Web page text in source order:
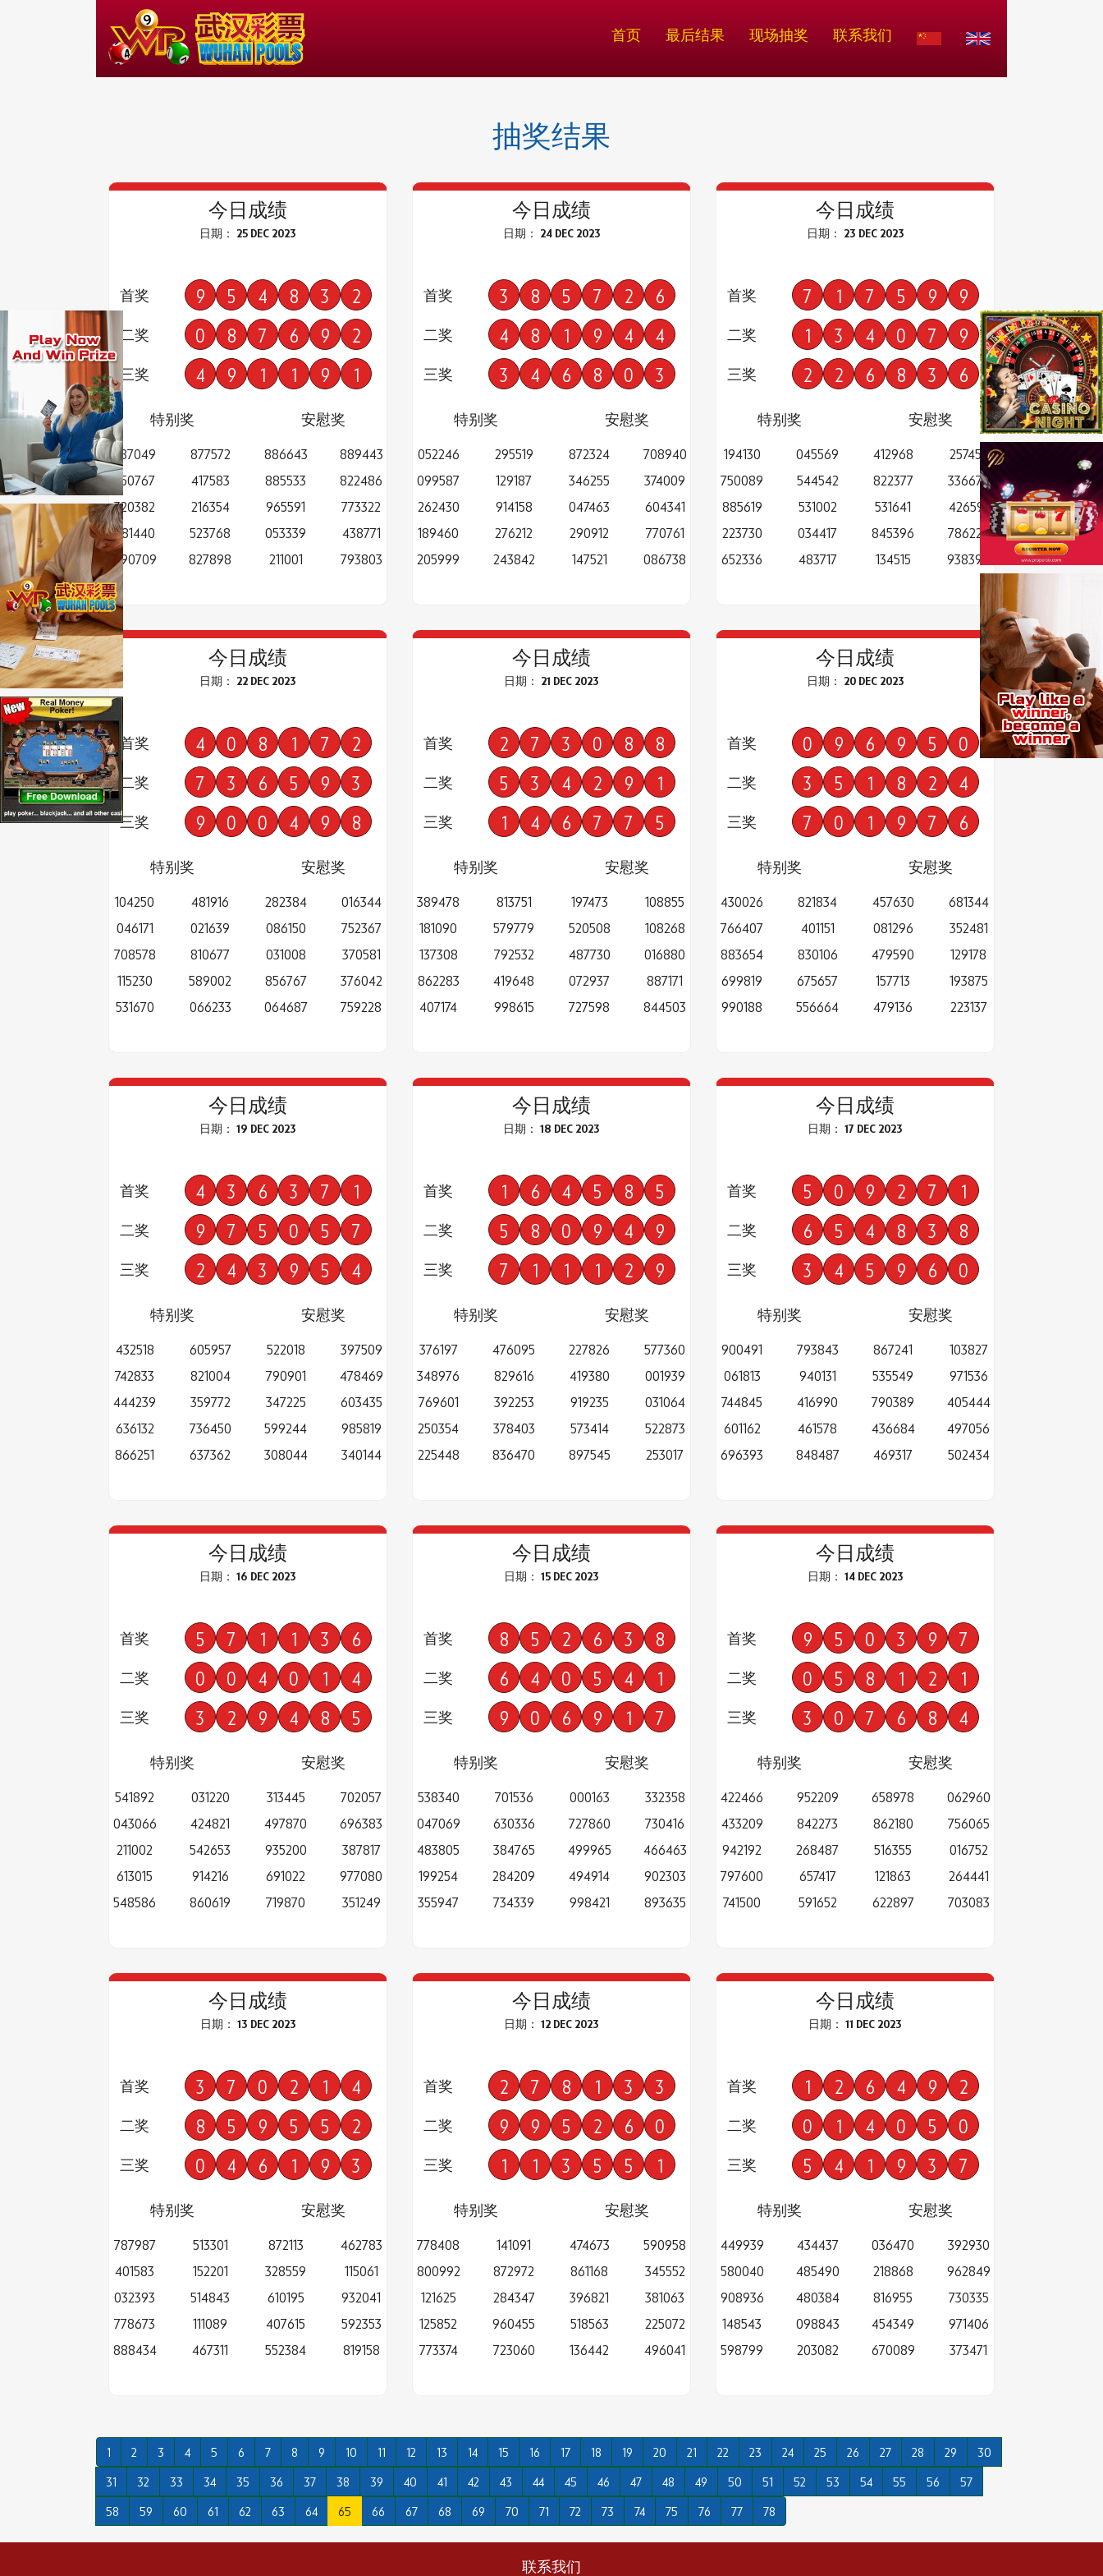
首页 最后结果 现场抽奖 联系我们
抽奖结果
今日成绩
日期： 25 DEC 2023
首奖 9 5 4 8 3 2
二奖 0 8 7 6 9 2
三奖 4 9 1 1 9 1
特别奖
787049
350767
320382
681440
690709
877572
417583
216354
523768
827898
安慰奖
886643
885533
965591
053339
211001
889443
822486
773322
438771
793803
今日成绩
日期： 24 DEC 2023
首奖 3 8 5 7 2 6
二奖 4 8 1 9 4 4
三奖 3 4 6 8 0 3
特别奖
052246
099587
262430
189460
205999
295519
129187
914158
276212
243842
安慰奖
872324
346255
047463
290912
147521
708940
374009
604341
770761
086738
今日成绩
日期： 23 DEC 2023
首奖 7 1 7 5 9 9
二奖 1 3 4 0 7 9
三奖 2 2 6 8 3 6
特别奖
194130
750089
885619
223730
652336
045569
544542
531002
034417
483717
安慰奖
412968
822377
531641
845396
134515
257453
336673
426591
786225
938390
今日成绩
日期： 22 DEC 2023
首奖 4 0 8 1 7 2
二奖 7 3 6 5 9 3
三奖 9 0 0 4 9 8
特别奖
104250
046171
708578
115230
531670
481916
021639
810677
589002
066233
安慰奖
282384
086150
031008
856767
064687
016344
752367
370581
376042
759228
今日成绩
日期： 21 DEC 2023
首奖 2 7 3 0 8 8
二奖 5 3 4 2 9 1
三奖 1 4 6 7 7 5
特别奖
389478
181090
137308
862283
407174
813751
579779
792532
419648
998615
安慰奖
197473
520508
487730
072937
727598
108855
108268
016880
887171
844503
今日成绩
日期： 20 DEC 2023
首奖 0 9 6 9 5 0
二奖 3 5 1 8 2 4
三奖 7 0 1 9 7 6
特别奖
430026
766407
883654
699819
990188
821834
401151
830106
675657
556664
安慰奖
457630
081296
479590
157713
479136
681344
352481
129178
193875
223137
今日成绩
日期： 19 DEC 2023
首奖 4 3 6 3 7 1
二奖 9 7 5 0 5 7
三奖 2 4 3 9 5 4
特别奖
432518
742833
444239
636132
866251
605957
821004
359772
736450
637362
安慰奖
522018
790901
347225
599244
308044
397509
478469
603435
985819
340144
今日成绩
日期： 18 DEC 2023
首奖 1 6 4 5 8 5
二奖 5 8 0 9 4 9
三奖 7 1 1 1 2 9
特别奖
376197
348976
769601
250354
225448
476095
829616
392253
378403
836470
安慰奖
227826
419380
919235
573414
897545
577360
001939
031064
522873
253017
今日成绩
日期： 17 DEC 2023
首奖 5 0 9 2 7 1
二奖 6 5 4 8 3 8
三奖 3 4 5 9 6 0
特别奖
900491
061813
744845
601162
696393
793843
940131
416990
461578
848487
安慰奖
867241
535549
790389
436684
469317
103827
971536
405444
497056
502434
今日成绩
日期： 16 DEC 2023
首奖 5 7 1 1 3 6
二奖 0 0 4 0 1 4
三奖 3 2 9 4 8 5
特别奖
541892
043066
211002
613015
548586
031220
424821
542653
914216
860619
安慰奖
313445
497870
935200
691022
719870
702057
696383
387817
977080
351249
今日成绩
日期： 15 DEC 2023
首奖 8 5 2 6 3 8
二奖 6 4 0 5 4 1
三奖 9 0 6 9 1 7
特别奖
538340
047069
483805
199254
355947
701536
630336
384765
284209
734339
安慰奖
000163
727860
499965
494914
998421
332358
730416
466463
902303
893635
今日成绩
日期： 14 DEC 2023
首奖 9 5 0 3 9 7
二奖 0 5 8 1 2 1
三奖 3 0 7 6 8 4
特别奖
422466
433209
942192
797600
741500
952209
842273
268487
657417
591652
安慰奖
658978
862180
516355
121863
622897
062960
756065
016752
264441
703083
今日成绩
日期： 13 DEC 2023
首奖 3 7 0 2 1 4
二奖 8 5 9 5 5 2
三奖 0 4 6 1 9 3
特别奖
787987
401583
032393
778673
888434
513301
152201
514843
111089
467311
安慰奖
872113
328559
610195
407615
552384
462783
115061
932041
592353
819158
今日成绩
日期： 12 DEC 2023
首奖 2 7 8 1 3 3
二奖 9 9 5 2 6 0
三奖 1 1 3 5 5 1
特别奖
778408
800992
121625
125852
773374
141091
872972
284347
960455
723060
安慰奖
474673
861168
396821
518563
136442
590958
345552
381063
225072
496041
今日成绩
日期： 11 DEC 2023
首奖 1 2 6 4 9 2
二奖 0 1 4 0 5 0
三奖 5 4 1 9 3 7
特别奖
449939
580040
908936
148543
598799
434437
485490
480384
098843
203082
安慰奖
036470
218868
816955
454349
670089
392930
962849
730335
971406
373471
1 2 3 4 5 6 7 8 9 10 11 12 13 14 15 16 17 18 19 20 21 22 23 24 25 26 27 28 29
30
31
32 33 34 35 36 37 38 39 40 41 42 43 44 45 46 47 48 49 50 51 52 53 54 55 56
57
58
59 60 61 62 63 64 65 66 67 68 69 70 71 72 73 74 75 76 77 78
联系我们